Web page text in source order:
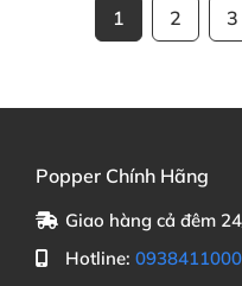
1 2 3
Popper Chính Hãng
Giao hàng cả đêm
Hotline: 0938411000